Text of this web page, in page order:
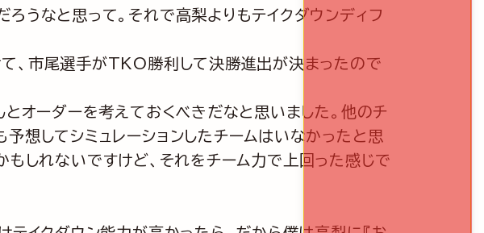
うなと思って。それで高梨よりもテイクダウンディフ
市尾選手がTKO勝利して決勝進出が決まったので
とオーダーを考えておくべきだなと思いました。他のチ
想してシミュレーションしたチームはいなかったと思
れないですけど、それをチーム力で上回った感じで